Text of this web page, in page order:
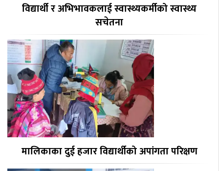
विद्यार्थी र अभिभावकलाई स्वास्थ्यकर्मीको स्वास्थ्य
सचेतना
मालिकाका दुई हजार विद्यार्थीको अपांगता परिक्षण